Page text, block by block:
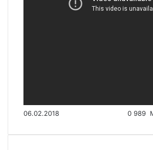
06.02.2018 0 989